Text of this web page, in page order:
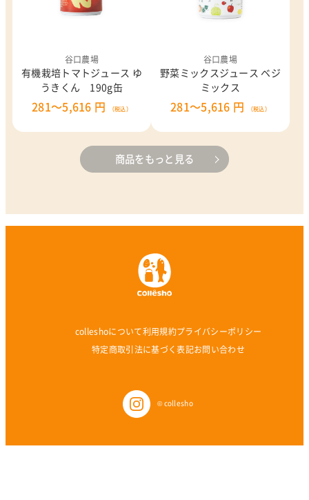
谷口農場
有機栽培トマトジュース ゆ
うきくん 190g缶
281～5,616 円 （税込）
谷口農場
野菜ミックスジュース ベジ
ミックス
281～5,616 円 （税込）
商品をもっと見る
colleshoについて利用規約プライバシーポリシー
特定商取引法に基づく表記お問い合わせ
© collesho